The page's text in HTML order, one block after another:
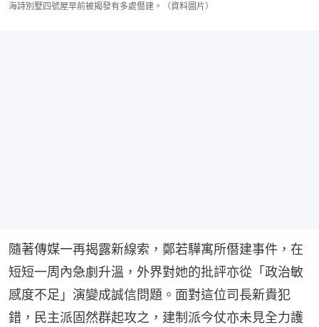
海詩別墅四號屋早前被揭發有多處僭建。（資料圖片）
隨著傳媒一再揭露新線索，鄭若驊寓所僭建事件，在
短短一周內急劇升溫，外界對她的批評亦從「政治敏
感度不足」演變成誠信問題。面對這位司長新貴犯
錯，民主派固然群起攻之，建制派今仗亦未見全力護